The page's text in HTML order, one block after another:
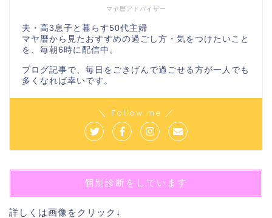
マヤ暦アドバイザー
夫・高3息子と暮らす50代主婦
マヤ暦から見たおすすめの過ごし方・気をつけたいこと
を、毎朝6時に配信中。
ブログ記事で、毎日をごきげんで過ごせる方が一人でも
多くなれば幸いです。
＼ Follow me ／
個別診断をしています
詳しくは画像をクリック↓